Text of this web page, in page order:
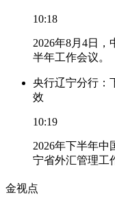
10:18
2026年8月4日
半年工作会议。
央行辽宁分行：
效
10:19
2026年下半年中
宁省外汇管理工
金视点